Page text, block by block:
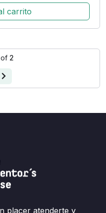
carrito
of 2
placer atenderte y